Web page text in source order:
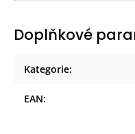
Doplňkové
Kategorie:
EAN: